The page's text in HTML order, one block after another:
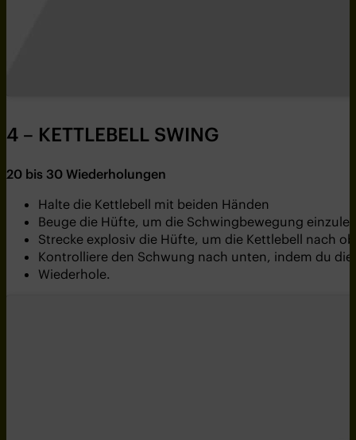
4 – KETTLEBELL SWING
20 bis 30 Wiederholungen
Halte die Kettlebell mit beiden Händen
Beuge die Hüfte, um die Schwingbewegung
Strecke explosiv die Hüfte, um die Kettlebell nach
Kontrolliere den Schwung nach unten, indem du
Wiederhole.